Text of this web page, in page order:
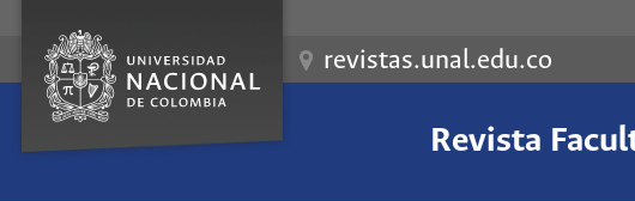
revistas.unal.edu.co
Revista